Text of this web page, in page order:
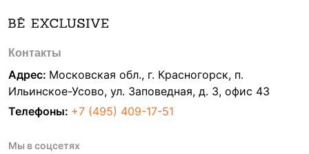
Контакты
Адрес: Московская обл., г. Красногорск, п.
Ильинское-Усово, ул. Заповедная, д. 3, офис 43
Телефоны: +7 (495) 409-17-51
Мы в соцсетях